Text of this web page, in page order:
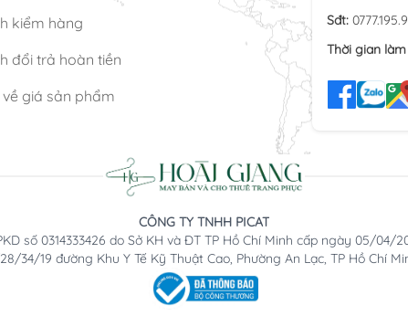
kiểm hàng
đổi trả hoàn tiền
giá sản phẩm
Sđt:
Thời gian
CÔNG TY TNHH PICAT
số 0314333426 do Sở KH và ĐT TP Hồ Chí Minh cấp ngày 05/04/
34/19 đường Khu Y Tế Kỹ Thuật Cao, Phường An Lạc, TP Hồ Chí